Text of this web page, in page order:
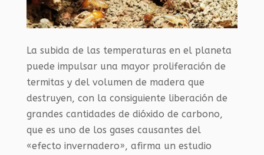
La subida de las temperaturas en el planeta
puede impulsar una mayor proliferación de
termitas y del volumen de madera que
destruyen, con la consiguiente liberación de
grandes cantidades de dióxido de carbono,
que es uno de los gases causantes del
«efecto invernadero», afirma un estudio